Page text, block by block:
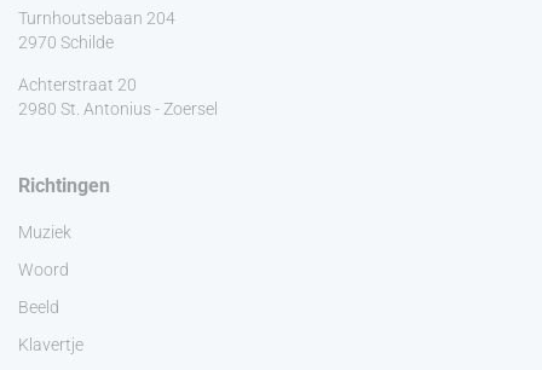
Turnhoutsebaan 204
2970 Schilde
Achterstraat 20
2980 St. Antonius - Zoersel
Richtingen
Muziek
Woord
Beeld
Klavertje